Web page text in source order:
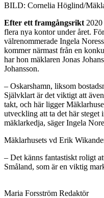
BILD: Cornelia Höglind/
Efter ett framgångsrikt
flera nya kontor under året.
välrenommerade Ingela
kommer närmast från en
har hon mäklaren Jonas
Johansson.
– Oskarshamn, liksom
Självklart är det viktigt att
takt, och här ligger
utveckling att ta det här steget
mäklarkedja, säger Ingela
Mäklarhusets vd Erik
– Det känns fantastiskt roligt
Småland, som är en viktig
Maria Forsström Redaktör